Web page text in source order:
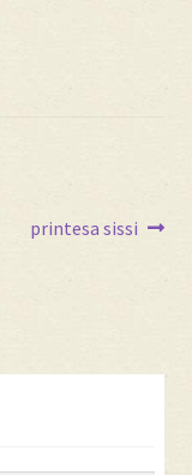
Articolul
printesa sissi